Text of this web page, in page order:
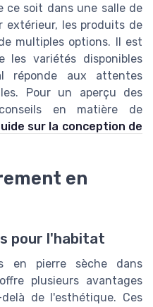
ce soit dans une salle de
extérieur, les produits de
multiples options. Il est
les variétés disponibles
réponde aux attentes
Pour un aperçu des
en matière de
sur la conception de
en
pour l'habitat
en pierre sèche dans
plusieurs avantages
de l'esthétique. Ces